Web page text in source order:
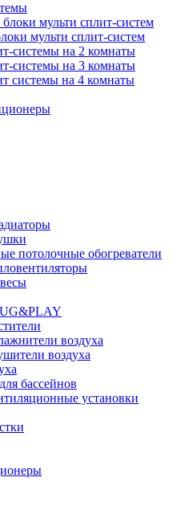
мульти сплит-систем
мульти сплит-систем
системы на 2 комнаты
системы на 3 комнаты
системы на 4 комнаты
потолочные обогреватели
воздуха
воздуха
бассейнов
установки